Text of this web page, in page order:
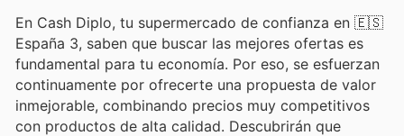
En Cash Diplo, tu supermercado de confianza en 🇪🇸
España 3, saben que buscar las mejores ofertas es
fundamental para tu economía. Por eso, se esfuerzan
continuamente por ofrecerte una propuesta de valor
inmejorable, combinando precios muy competitivos
con productos de alta calidad. Descubrirán que